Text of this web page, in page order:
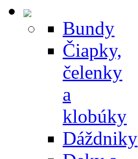
Bundy
Čiapky,
čelenky
a
klobúky
Dáždniky